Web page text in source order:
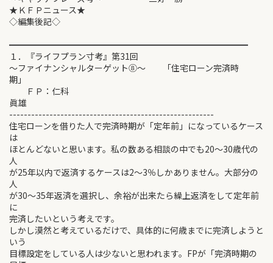
★ＫＦＰニュース★
◇編集後記◇
━━━━━━━━━━━━━━━━━━━━━━━━━━━━
１．『ライフプラン寸考』第31回
～ファイナンシャルターゲット⑧～ 「住宅ローン完済時
期」
ＦＰ：仁科
眞雄
--------------------------------------------------------
住宅ローンを借りた人で完済時期が「定年前」になっているケース
は
ほとんどないと思います。私の数ある相談の中でも20～30歳代の
人
が25年以内で返済するケースは2～3％しかありません。大部分の
人
が30～35年返済を選択し、余裕が出来たら繰上返済をして定年前
に
完済したいという考えです。
しかし漠然と考えているだけで、具体的に何歳までに完済しようと
いう
目標設定をしている人は少ないと思われます。FPが「完済時期の